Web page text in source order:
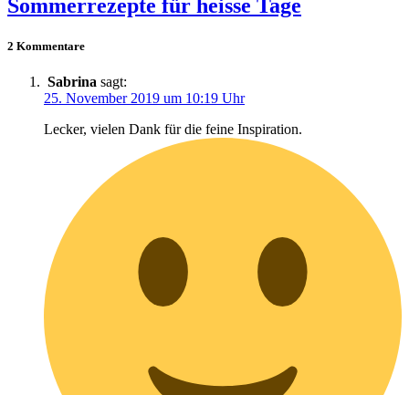
Sommerrezepte für heisse Tage
2 Kommentare
Sabrina sagt:
25. November 2019 um 10:19 Uhr
Lecker, vielen Dank für die feine Inspiration.